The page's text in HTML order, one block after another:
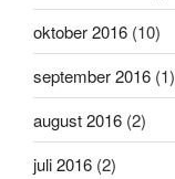
oktober 2016 (10)
september 2016 (1)
august 2016 (2)
juli 2016 (2)